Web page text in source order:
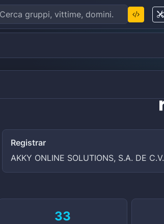
Registrar
AKKY ONLINE SOLUTIONS, S.A. DE C.V.
33